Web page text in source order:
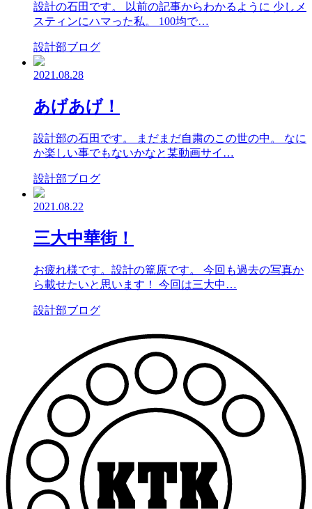
設計の石田です。 以前の記事からわかるように 少しメ
スティンにハマった私。 100均で…
設計部ブログ
2021.08.28
あげあげ！
設計部の石田です。 まだまだ自粛のこの世の中。 なに
か楽しい事でもないかなと某動画サイ…
設計部ブログ
2021.08.22
三大中華街！
お疲れ様です。設計の篭原です。 今回も過去の写真か
ら載せたいと思います！ 今回は三大中…
設計部ブログ